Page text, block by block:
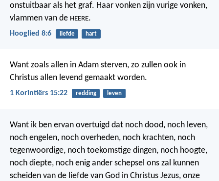
onstuitbaar als het graf. Haar vonken zijn vurige vonken,
vlammen van de HEERE.
Hooglied 8:6 liefde hart
Want zoals allen in Adam sterven, zo zullen ook in
Christus allen levend gemaakt worden.
1 Korintiërs 15:22 redding leven
Want ik ben ervan overtuigd dat noch dood, noch leven,
noch engelen, noch overheden, noch krachten, noch
tegenwoordige, noch toekomstige dingen, noch hoogte,
noch diepte, noch enig ander schepsel ons zal kunnen
scheiden van de liefde van God in Christus Jezus, onze